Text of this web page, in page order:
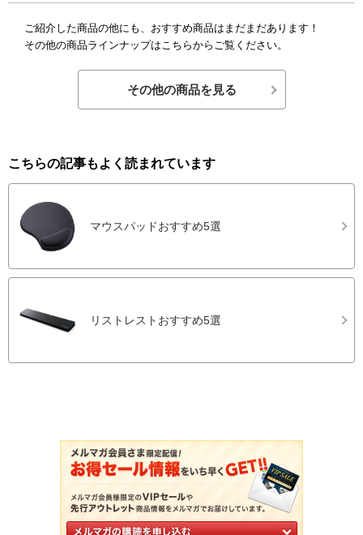
ご紹介した商品の他にも、おすすめ商品はまだまだあります！
その他の商品ラインナップはこちらからご覧ください。
その他の商品を見る
こちらの記事もよく読まれています
マウスパッドおすすめ5選
リストレストおすすめ5選